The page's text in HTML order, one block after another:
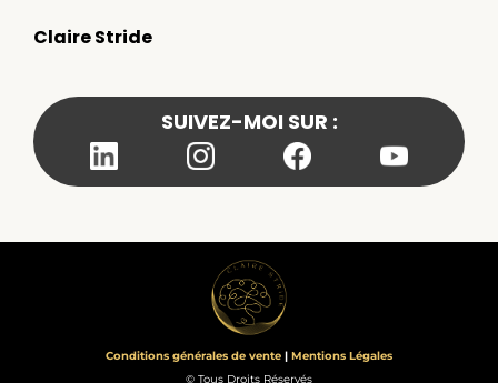
Claire Stride
SUIVEZ-MOI SUR :
Conditions générales de vente | Mentions Légales
© Tous Droits Réservés